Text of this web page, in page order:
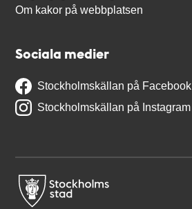
Om kakor på webbplatsen
Sociala medier
Stockholmskällan på Facebook
Stockholmskällan på Instagram